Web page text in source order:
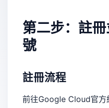
第二步：註
號
註冊流程
前往Google Cloud官方